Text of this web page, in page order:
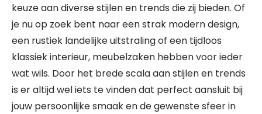
keuze aan diverse stijlen en trends die zij bieden. Of
je nu op zoek bent naar een strak modern design,
een rustiek landelijke uitstraling of een tijdloos
klassiek interieur, meubelzaken hebben voor ieder
wat wils. Door het brede scala aan stijlen en trends
is er altijd wel iets te vinden dat perfect aansluit bij
jouw persoonlijke smaak en de gewenste sfeer in